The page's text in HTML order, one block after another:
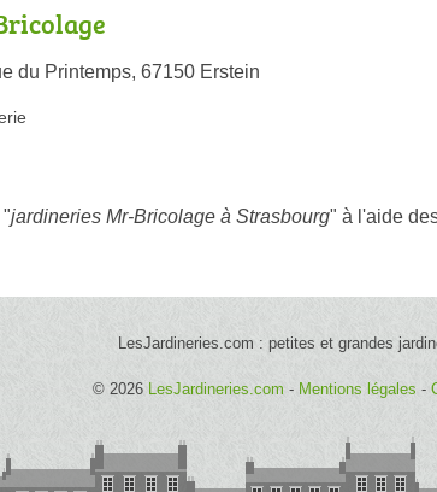
du Printemps, 67150 Erstein
jardineries Mr-Bricolage à Strasbourg" à l'aide
LesJardineries.com : petites et grandes
© 2026 LesJardineries.com - Mentions légales -